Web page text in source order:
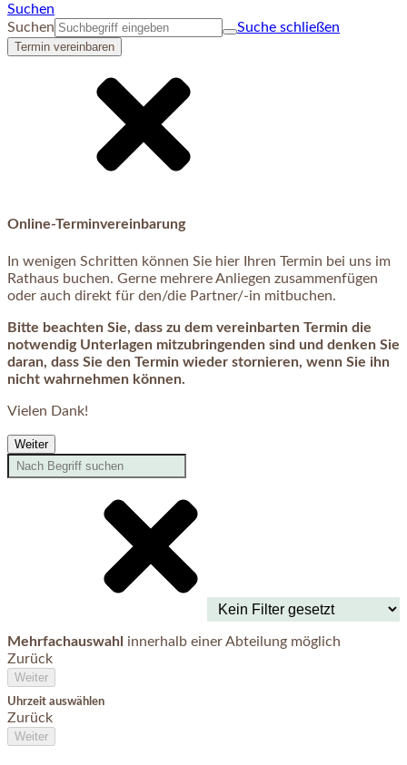
Suchen
Suchen
Suche schließen
Termin vereinbaren
Online-Terminvereinbarung
In wenigen Schritten können Sie hier Ihren Termin bei uns im
Rathaus buchen. Gerne mehrere Anliegen zusammenfügen
oder auch direkt für den/die Partner/-in mitbuchen.
Bitte beachten Sie, dass zu dem vereinbarten Termin die
notwendig Unterlagen mitzubringenden sind und denken Sie
daran, dass Sie den Termin wieder stornieren, wenn Sie ihn
nicht wahrnehmen können.
Vielen Dank!
Weiter
Mehrfachauswahl innerhalb einer Abteilung möglich
Zurück
Weiter
Uhrzeit auswählen
Zurück
Weiter